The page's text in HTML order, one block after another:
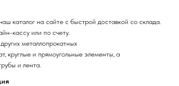
каталог на сайте с быстрой доставкой со склада.
кассу или по счету.
металлопрокатных
круглые и прямоугольные элементы, а
и лента.